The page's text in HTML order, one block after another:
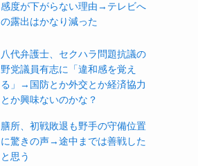
感度が下がらない理由→テレビへ
の露出はかなり減った
八代弁護士、セクハラ問題抗議の
野党議員有志に「違和感を覚え
る」→国防とか外交とか経済協力
とか興味ないのかな？
膳所、初戦敗退も野手の守備位置
に驚きの声→途中までは善戦した
と思う